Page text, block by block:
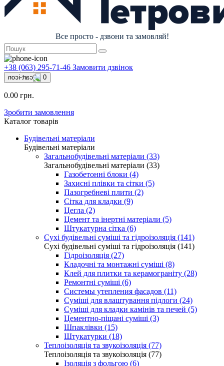
Все просто - дзвони та замовляй!
+38 (063) 295-71-46 Замовити дзвінок
0
0.00 грн.
Зробити замовлення
Каталог товарів
Будівельні матеріали
Будівельні матеріали
Загальнобудівельні матеріали (33)
Загальнобудівельні матеріали (33)
Газобетонні блоки (4)
Захисні плівки та сітки (5)
Пазогребневі плити (2)
Сітка для кладки (9)
Цегла (2)
Цемент та інертні матеріали (5)
Штукатурна сітка (6)
Сухі будівельні суміші та гідроізоляція (141)
Сухі будівельні суміші та гідроізоляція (141)
Гідроізоляція (27)
Кладочні та монтажні суміші (8)
Клей для плитки та керамограніту (28)
Ремонтні суміші (6)
Системы утепления фасадов (11)
Суміші для влаштування підлоги (24)
Суміші для кладки камінів та печей (5)
Цементно-піщані суміші (3)
Шпаклівки (15)
Штукатурки (18)
Теплоізоляція та звукоізоляція (77)
Теплоізоляція та звукоізоляція (77)
Ізоляція з фольгою (6)